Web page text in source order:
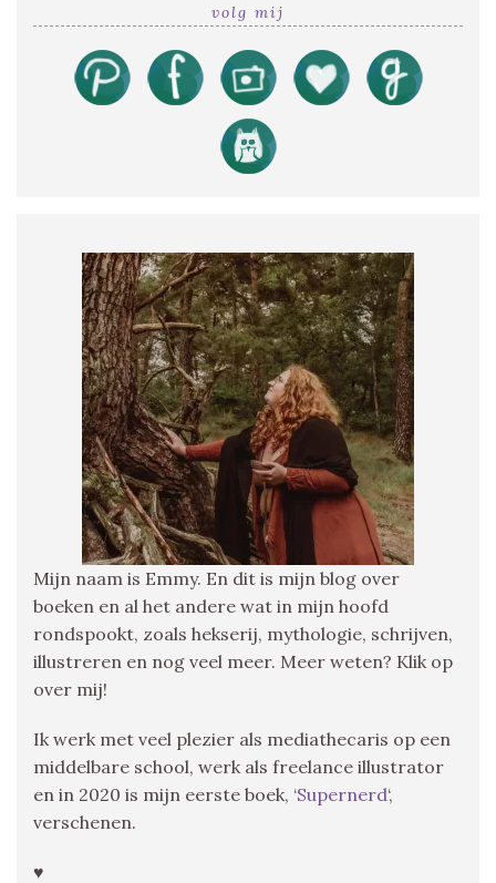
volg mij
Mijn naam is Emmy. En dit is mijn blog over
boeken en al het andere wat in mijn hoofd
rondspookt, zoals hekserij, mythologie, schrijven,
illustreren en nog veel meer. Meer weten? Klik op
over mij!
Ik werk met veel plezier als mediathecaris op een
middelbare school, werk als freelance illustrator
en in 2020 is mijn eerste boek, ‘Supernerd‘,
verschenen.
♥